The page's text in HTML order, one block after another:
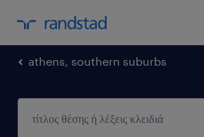
athens, southern suburbs